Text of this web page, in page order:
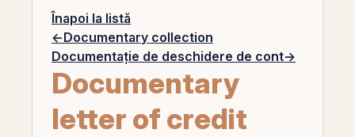
Înapoi la listă
←Documentary collection
Documentație de deschidere de cont→
Documentary
letter of credit